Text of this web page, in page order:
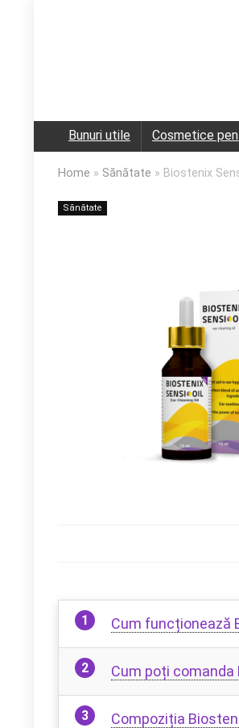
Bunuri utile Cosmetice
Home » Sănătate » Biostenix
Sănătate
Cum funcționează
Cum poți comanda
Compoziția